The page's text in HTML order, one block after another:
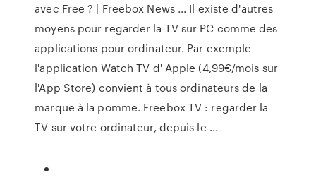
avec Free ? | Freebox News ... Il existe d'autres
moyens pour regarder la TV sur PC comme des
applications pour ordinateur. Par exemple
l'application Watch TV d' Apple (4,99€/mois sur
l'App Store) convient à tous ordinateurs de la
marque à la pomme. Freebox TV : regarder la
TV sur votre ordinateur, depuis le ...